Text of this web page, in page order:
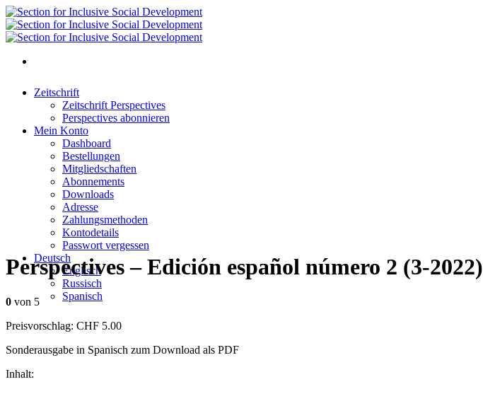
Zeitschrift
Zeitschrift Perspectives
Perspectives abonnieren
Mein Konto
Dashboard
Bestellungen
Mitgliedschaften
Abonnements
Downloads
Adresse
Zahlungsmethoden
Kontodetails
Passwort vergessen
Deutsch
Englisch
Russisch
Spanisch
Perspectives – Edición español número 2 (3-2022)
0 von 5
Preisvorschlag: CHF 5.00
Sonderausgabe in Spanisch zum Download als PDF
Inhalt: